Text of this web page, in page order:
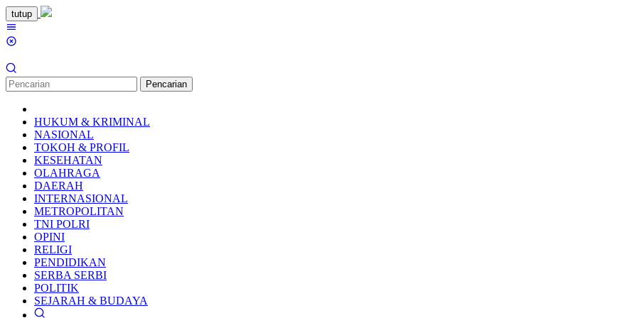
Loncat
ke
konten
tutup
Pencarian
HUKUM & KRIMINAL
NASIONAL
TOKOH & PROFIL
KESEHATAN
OLAHRAGA
DAERAH
INTERNASIONAL
METROPOLITAN
TNI POLRI
OPINI
RELIGI
PENDIDIKAN
SERBA SERBI
POLITIK
SEJARAH & BUDAYA